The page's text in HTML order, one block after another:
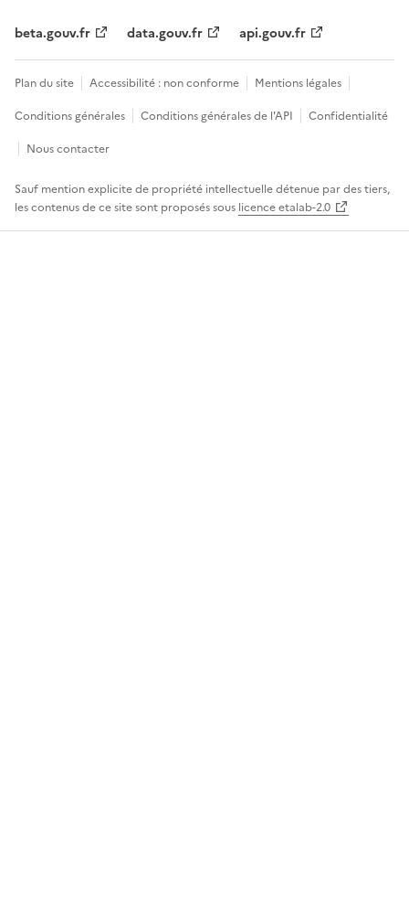
beta.gouv.fr data.gouv.fr api.gouv.fr
Plan du site Accessibilité : non conforme
Mentions légales
Conditions générales
Conditions générales de l'API
Confidentialité
Nous contacter
Sauf mention explicite de propriété intellectuelle détenue par des tiers,
les contenus de ce site sont proposés sous licence etalab-2.0